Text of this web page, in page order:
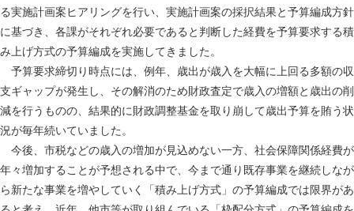
る実施計画案ヒアリングを行い、実施計画案の採択結果と予算編成方針
に基づき、各課がそれぞれ必要であると判断した経費を予算要求する積
み上げ方式の予算編成を実施してきました。
予算要求締切り時点には、例年、歳出が歳入を大幅に上回る多額の収
支ギャップが発生し、その解消のため財政査定で歳入の増額と歳出の削
減を行うものの、結果的に財政調整基金を取り崩して歳出予算を賄う状
況が毎年続いていました。
今後、市税などの歳入の増加が見込めない一方、社会保障関係経費が
年々増加することが予想される中で、今まで通り既存事業を継続しなが
ら新たな事業を増やしていく「積み上げ方式」の予算編成では限界があ